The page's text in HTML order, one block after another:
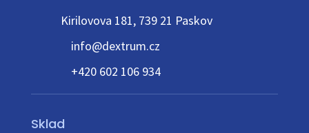
Kirilovova 181, 739 21 Paskov
info@dextrum.cz
+420 602 106 934
Sklad